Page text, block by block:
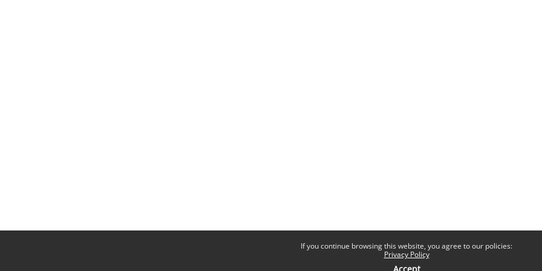
If you continue browsing this website, you agree to our policies:
Privacy Policy